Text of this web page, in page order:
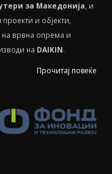
за Македонија , и
и објекти,
на врвна опрема и
на DAIKIN.
Прочитај повеќе